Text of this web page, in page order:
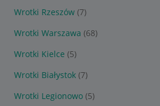
Wrotki Rzeszów (7)
Wrotki Warszawa (68)
Wrotki Kielce (5)
Wrotki Białystok (7)
Wrotki Legionowo (5)